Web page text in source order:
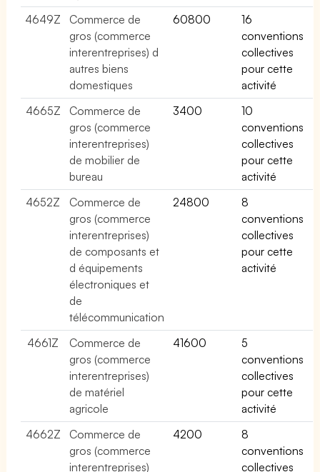
4649Z
Commerce de
gros (commerce
interentreprises) d
autres biens
domestiques
60800
16
conventions
collectives
pour cette
activité
4665Z
Commerce de
gros (commerce
interentreprises)
de mobilier de
bureau
3400
10
conventions
collectives
pour cette
activité
4652Z
Commerce de
gros (commerce
interentreprises)
de composants et
d équipements
électroniques et
de
télécommunication
24800
8
conventions
collectives
pour cette
activité
4661Z
Commerce de
gros (commerce
interentreprises)
de matériel
agricole
41600
5
conventions
collectives
pour cette
activité
4662Z
Commerce de
gros (commerce
interentreprises)
4200
8
conventions
collectives